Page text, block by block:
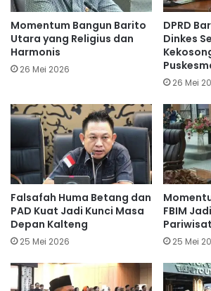
Momentum Bangun Barito
Utara yang Religius dan
Harmonis
26 Mei 2026
DPRD
Dinkes
26 Mei
Falsafah Huma Betang dan
PAD Kuat Jadi Kunci Masa
Depan Kalteng
25 Mei 2026
FBIM
25 Mei